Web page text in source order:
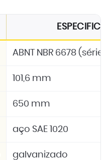
ABNT NBR 6678 (série
101,6 mm
650 mm
aço SAE 1020
galvanizado